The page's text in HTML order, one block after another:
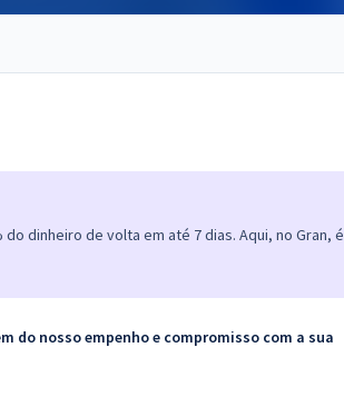
dinheiro de volta em até 7 dias. Aqui, no Gran, é
do nosso empenho e compromisso com a sua